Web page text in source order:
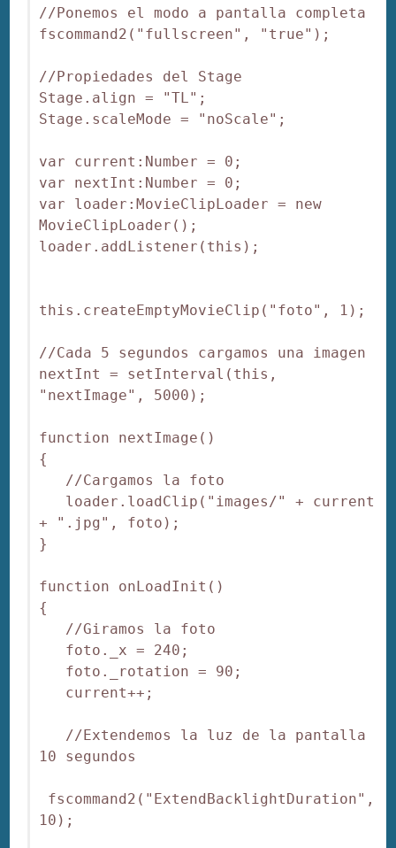
//Ponemos el modo a pantalla completa
fscommand2("fullscreen", "true");
//Propiedades del Stage
Stage.align = "TL";
Stage.scaleMode = "noScale";
var current:Number = 0;
var nextInt:Number = 0;
var loader:MovieClipLoader = new
MovieClipLoader();
loader.addListener(this);
this.createEmptyMovieClip("foto", 1);
//Cada 5 segundos cargamos una imagen
nextInt = setInterval(this,
"nextImage", 5000);
function nextImage()
{
//Cargamos la foto
loader.loadClip("images/" + current
+ ".jpg", foto);
}
function onLoadInit()
{
//Giramos la foto
foto._x = 240;
foto._rotation = 90;
current++;
//Extendemos la luz de la pantalla
10 segundos
fscommand2("ExtendBacklightDuration",
10);